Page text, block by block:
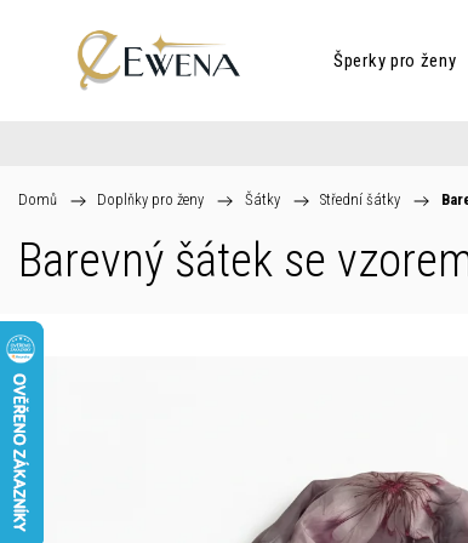
Šperky pro ženy
Domů / Doplňky pro ženy / Šátky / Střední šátky /
Barevný šátek se